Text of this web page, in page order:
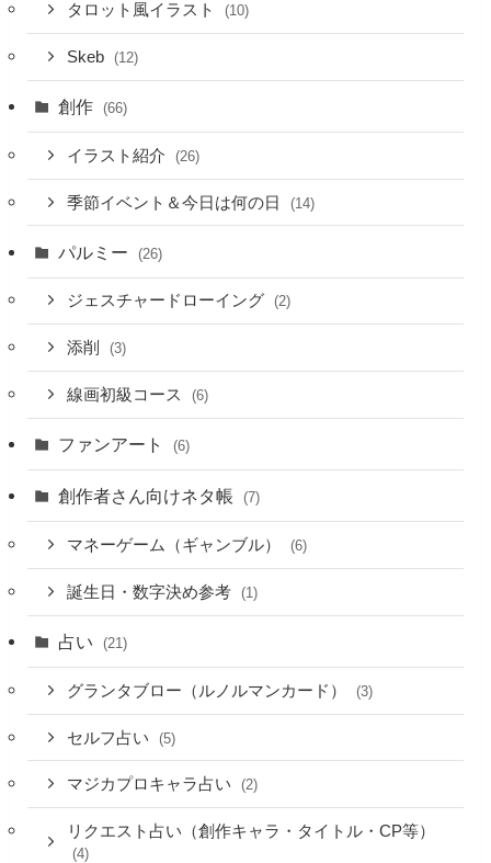
タロット風イラスト (10)
Skeb (12)
創作 (66)
イラスト紹介 (26)
季節イベント＆今日は何の日 (14)
パルミー (26)
ジェスチャードローイング (2)
添削 (3)
線画初級コース (6)
ファンアート (6)
創作者さん向けネタ帳 (7)
マネーゲーム（ギャンブル） (6)
誕生日・数字決め参考 (1)
占い (21)
グランタブロー（ルノルマンカード） (3)
セルフ占い (5)
マジカプロキャラ占い (2)
リクエスト占い（創作キャラ・タイトル・CP等）
(4)